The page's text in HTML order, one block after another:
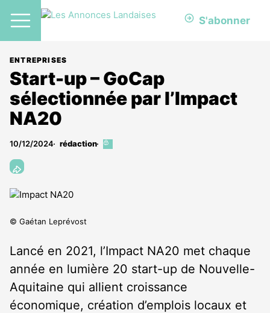
S'abonner
ENTREPRISES
Start-up – GoCap
sélectionnée par l’Impact
NA20
10/12/2024 rédaction
Cet
© Gaétan Leprévost
Lancé en 2021, l’Impact NA20 met chaque
année en lumière 20 start-up de Nouvelle-
Aquitaine qui allient croissance
économique, création d’emplois locaux et